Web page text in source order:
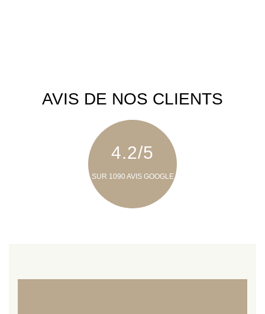
AVIS DE NOS CLIENTS
4.2/5
SUR 1090 AVIS GOOGLE